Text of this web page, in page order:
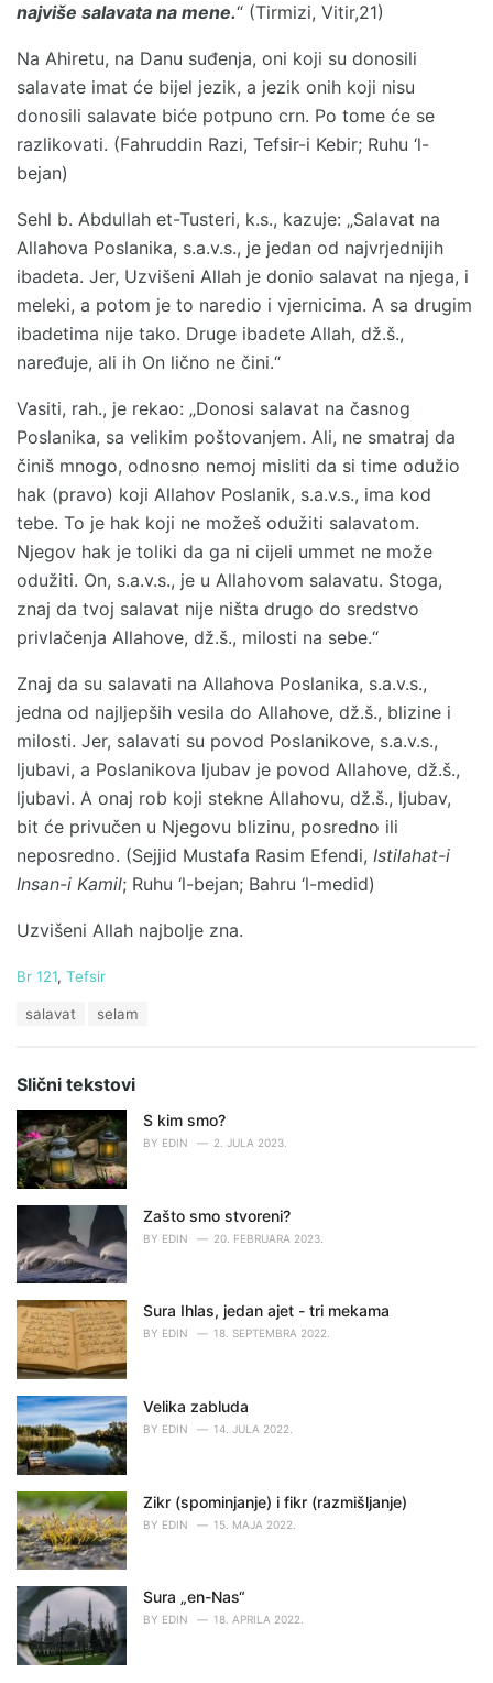
najviše salavata na mene.“ (Tirmizi, Vitir,21)
Na Ahiretu, na Danu suđenja, oni koji su donosili
salavate imat će bijel jezik, a jezik onih koji nisu
donosili salavate biće potpuno crn. Po tome će se
razlikovati. (Fahruddin Razi, Tefsir-i Kebir; Ruhu ‘l-
bejan)
Sehl b. Abdullah et-Tusteri, k.s., kazuje: „Salavat na
Allahova Poslanika, s.a.v.s., je jedan od najvrjednijih
ibadeta. Jer, Uzvišeni Allah je donio salavat na njega, i
meleki, a potom je to naredio i vjernicima. A sa drugim
ibadetima nije tako. Druge ibadete Allah, dž.š.,
naređuje, ali ih On lično ne čini.“
Vasiti, rah., je rekao: „Donosi salavat na časnog
Poslanika, sa velikim poštovanjem. Ali, ne smatraj da
činiš mnogo, odnosno nemoj misliti da si time odužio
hak (pravo) koji Allahov Poslanik, s.a.v.s., ima kod
tebe. To je hak koji ne možeš odužiti salavatom.
Njegov hak je toliki da ga ni cijeli ummet ne može
odužiti. On, s.a.v.s., je u Allahovom salavatu. Stoga,
znaj da tvoj salavat nije ništa drugo do sredstvo
privlačenja Allahove, dž.š., milosti na sebe.“
Znaj da su salavati na Allahova Poslanika, s.a.v.s.,
jedna od najljepših vesila do Allahove, dž.š., blizine i
milosti. Jer, salavati su povod Poslanikove, s.a.v.s.,
ljubavi, a Poslanikova ljubav je povod Allahove, dž.š.,
ljubavi. A onaj rob koji stekne Allahovu, dž.š., ljubav,
bit će privučen u Njegovu blizinu, posredno ili
neposredno. (Sejjid Mustafa Rasim Efendi, Istilahat-i
Insan-i Kamil; Ruhu ‘l-bejan; Bahru ‘l-medid)
Uzvišeni Allah najbolje zna.
C
o
r
i
e
s
:
Br 121, Tefsir
:
salavat selam
Slični tekstovi
S kim smo?
BY EDIN 2. JULA 2023.
Zašto smo stvoreni?
BY EDIN 20. FEBRUARA 2023.
Sura Ihlas, jedan ajet - tri mekama
BY EDIN 18. SEPTEMBRA 2022.
Velika zabluda
BY EDIN 14. JULA 2022.
Zikr (spominjanje) i fikr (razmišljanje)
BY EDIN 15. MAJA 2022.
Sura „en-Nas“
BY EDIN 18. APRILA 2022.